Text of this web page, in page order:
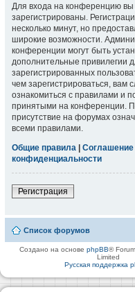
Для входа на конференцию
зарегистрированы.
несколько минут, но
широкие возможности.
конференции могут быть
дополнительные привилегии
зарегистрированных
чем зарегистрироваться, вам
ознакомиться с правилами и
принятыми на конференции.
присутствие на форумах
всеми правилами.
Общие правила | Соглашение
конфиденциальности
Регистрация
Список форумов
Создано на основеphpBB®
Limited
Русская поддержка